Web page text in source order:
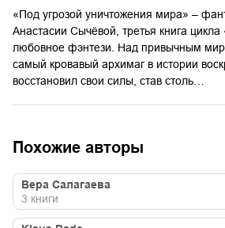
«Под угрозой уничтожения мира» –
Анастасии Сычёвой, третья книга
любовное фэнтези. Над привычным
самый кровавый архимаг в истории
восстановил свои силы, став столь…
Похожие авторы
Вера Салагаева
3 книги